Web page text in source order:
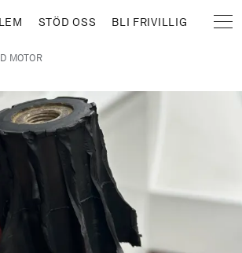
STÖD OSS BLI FRIVILLIG
MOTOR